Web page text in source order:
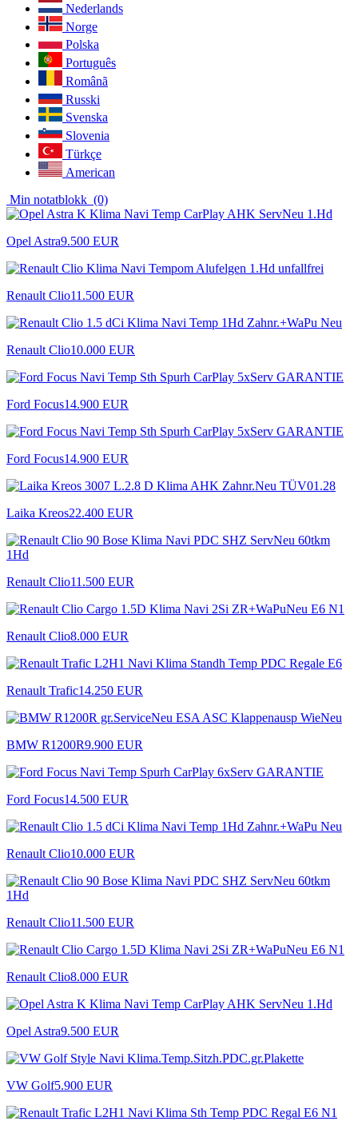
Nederlands
Norge
Polska
Português
Românã
Russki
Svenska
Slovenia
Türkçe
American
Min notatblokk (0)
Opel Astra9.500 EUR
Renault Clio11.500 EUR
Renault Clio10.000 EUR
Ford Focus14.900 EUR
Ford Focus14.900 EUR
Laika Kreos22.400 EUR
Renault Clio11.500 EUR
Renault Clio8.000 EUR
Renault Trafic14.250 EUR
BMW R1200R9.900 EUR
Ford Focus14.500 EUR
Renault Clio10.000 EUR
Renault Clio11.500 EUR
Renault Clio8.000 EUR
Opel Astra9.500 EUR
VW Golf5.900 EUR